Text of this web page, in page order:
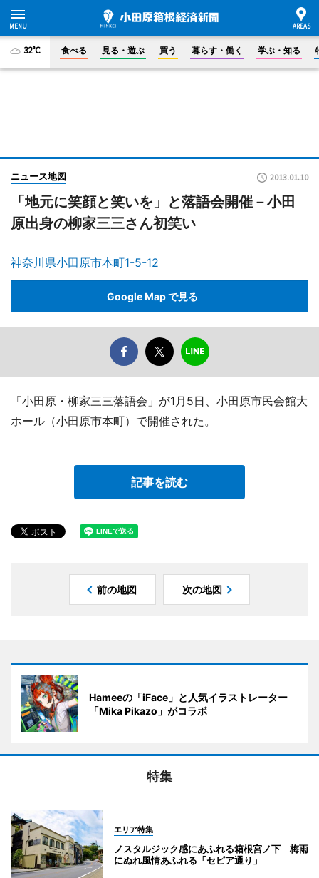
32°C 食べる 見る・遊ぶ 買う 暮らす・働く 学ぶ・知る
ニュース地図 2013.01.10
「地元に笑顔と笑いを」と落語会開催－小田
原出身の柳家三三さん初笑い
神奈川県小田原市本町1-5-12
Google Map で見る
「小田原・柳家三三落語会」が1月5日、小田原市民会館大
ホール（小田原市本町）で開催された。
記事を読む
前の地図 次の地図
Hameeの「iFace」と人気イラストレーター
「Mika Pikazo」がコラボ
特集
エリア特集
ノスタルジック感にあふれる箱根宮ノ下 梅雨
にぬれ風情あふれる「セピア通り」